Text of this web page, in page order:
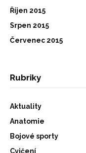
Říjen 2015
Srpen 2015
Červenec 2015
Rubriky
Aktuality
Anatomie
Bojové sporty
Cvičení